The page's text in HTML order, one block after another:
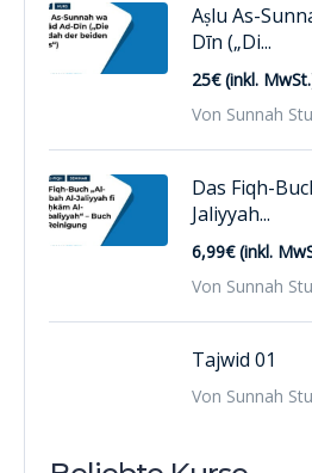
Aṣlu As-
Dīn („Di...
25€ (inkl.
Von Sunnah
Das Fiqh-
Jaliyyah...
6,99€ (inkl.
Von Sunnah
Tajwid 01
Von Sunnah